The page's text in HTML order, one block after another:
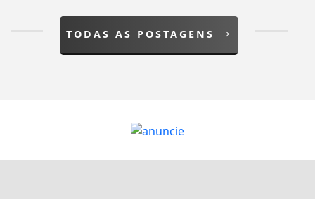
TODAS AS POSTAGENS